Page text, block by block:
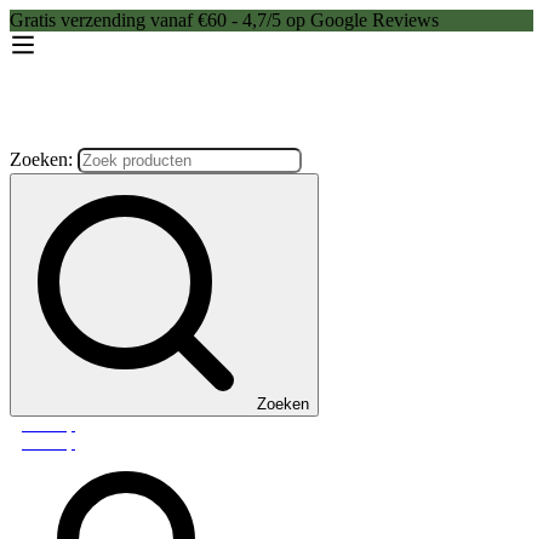
Gratis verzending vanaf €60 - 4,7/5 op Google Reviews
Zoeken:
Zoeken